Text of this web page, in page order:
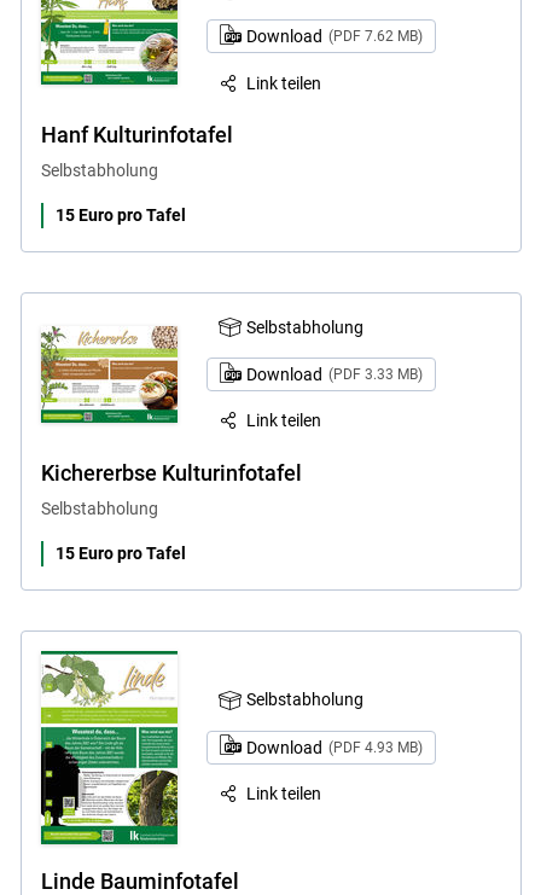
Download (PDF 7.62 MB)
Link teilen
Hanf Kulturinfotafel
Selbstabholung
15 Euro pro Tafel
Selbstabholung
Download (PDF 3.33 MB)
Link teilen
Kichererbse Kulturinfotafel
Selbstabholung
15 Euro pro Tafel
Selbstabholung
Download (PDF 4.93 MB)
Link teilen
Linde Bauminfotafel